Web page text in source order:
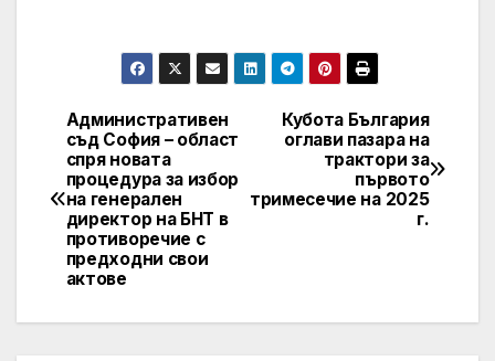
Post
navigation
Кубота България
оглави пазара на
трактори за
първото
тримесечие на 2025
г.
Административен
съд София – област
спря новата
процедура за избор
на генерален
директор на БНТ в
противоречие с
предходни свои
актове